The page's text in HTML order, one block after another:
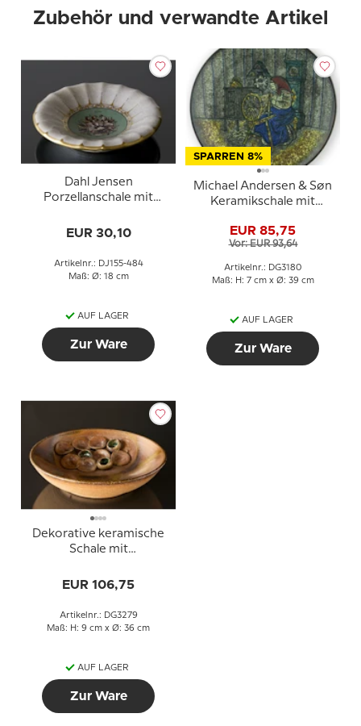
Zubehör und verwandte Artikel
Dahl Jensen
Porzellanschale mit
craquelierter Glasur
EUR 30,10
Artikelnr.: DJ155-484
Maß: Ø: 18 cm
AUF LAGER
Zur Ware
SPARREN 8%
Michael Andersen & Søn
Keramikschale mit
EUR 85,75
Vor: EUR 93,64
Artikelnr.: DG3180
Maß: H: 7 cm x Ø: 39 cm
AUF LAGER
Zur Ware
Dekorative keramische
Schale mit
EUR 106,75
Artikelnr.: DG3279
Maß: H: 9 cm x Ø: 36 cm
AUF LAGER
Zur Ware